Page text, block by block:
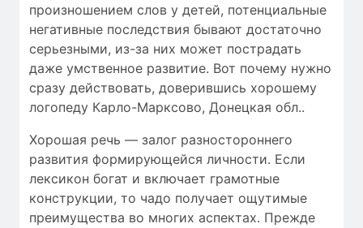
произношением слов у детей, потенциальные
негативные последствия бывают достаточно
серьезными, из-за них может пострадать
даже умственное развитие. Вот почему нужно
сразу действовать, доверившись хорошему
логопеду Карло-Марксово, Донецкая обл..
Хорошая речь — залог разностороннего
развития формирующейся личности. Если
лексикон богат и включает грамотные
конструкции, то чадо получает ощутимые
преимущества во многих аспектах. Прежде